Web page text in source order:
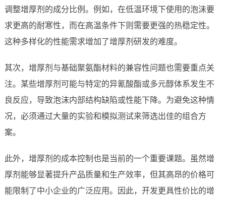
调整增厚剂的成分比例。例如，在低温环境下使用的泡沫要
求更高的耐寒性，而在高温条件下则需要更强的热稳定性。
这种多样化的性能需求增加了增厚剂研发的难度。
其次，增厚剂与基础聚氨酯材料的兼容性问题也需要重点关
注。某些增厚剂可能与特定的异氰酸酯或多元醇体系发生不
良反应，导致泡沫内部结构缺陷或性能下降。为避免这种情
况，必须通过大量的实验和模拟测试来筛选出佳的组合方
案。
此外，增厚剂的成本控制也是当前的一个重要课题。虽然增
厚剂能够显著提升产品质量和生产效率，但其高昂的价格可
能限制了中小企业的广泛应用。因此，开发更具性价比的增